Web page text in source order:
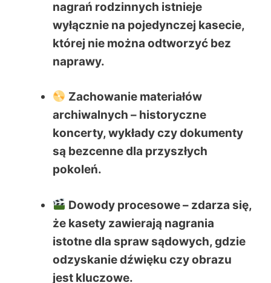
nagrań rodzinnych istnieje
wyłącznie na pojedynczej kasecie,
której nie można odtworzyć bez
naprawy.
Zachowanie materiałów
archiwalnych – historyczne
koncerty, wykłady czy dokumenty
są bezcenne dla przyszłych
pokoleń.
Dowody procesowe– zdarza się,
że kasety zawierają nagrania
istotne dla spraw sądowych, gdzie
odzyskanie dźwięku czy obrazu
jest kluczowe.